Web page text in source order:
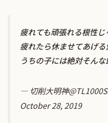
疲れても頑張れる根性じ
疲れたら休ませてあげ
うちの子には絶対そんな
— 切削大明神
October 28, 2019